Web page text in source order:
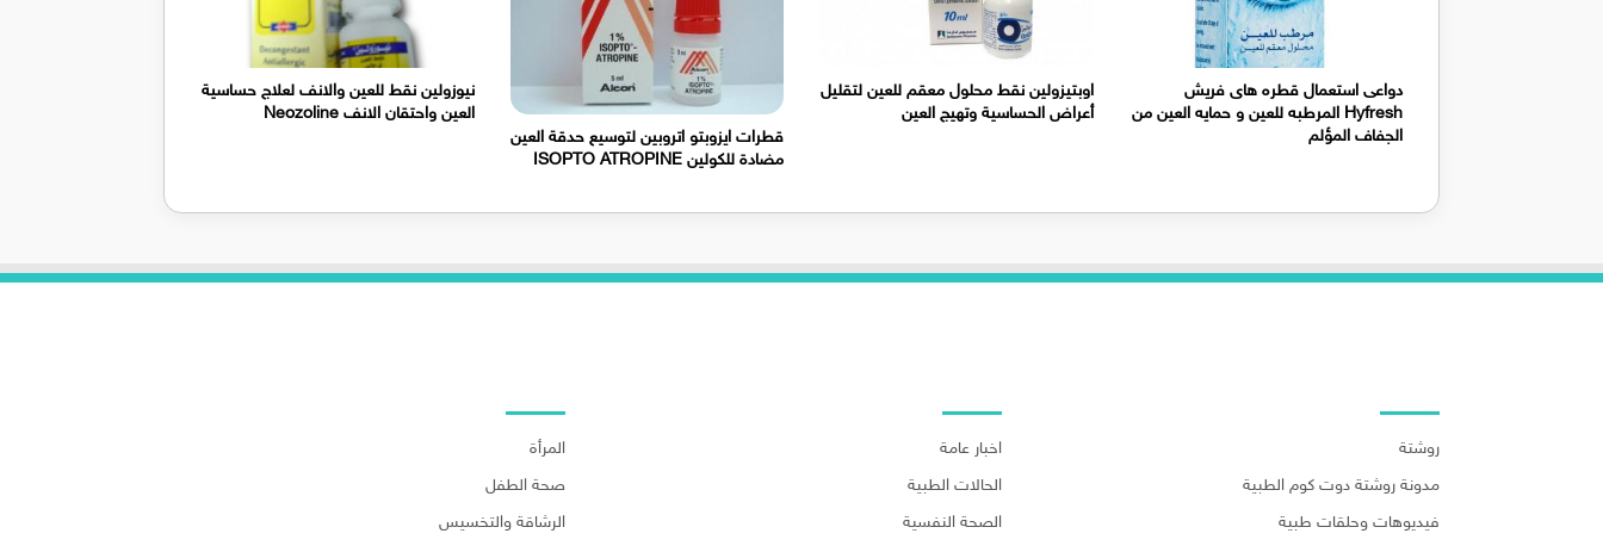
دواعى استعمال قطره هاى فريش
Hyfresh المرطبه للعين و حمايه العين من
الجفاف المؤلم
اوبتيزولين نقط محلول معقم للعين لتقليل
أعراض الحساسية وتهيج العين
قطرات ايزوبتو اتروبين لتوسيع حدقة العين
مضادة للكولين ISOPTO ATROPINE
نيوزولين نقط للعين والانف لعلاج حساسية
العين واحتقان الانف Neozoline
روشتة
مدونة روشتة دوت كوم الطبية
فيديوهات وحلقات طبية
اخبار عامة
الحالات الطبية
الصحة النفسية
المرأة
صحة الطفل
الرشاقة والتخسيس